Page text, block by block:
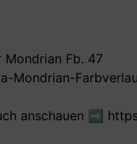
Fb. 47
Mondrian-
anschauen ➡️